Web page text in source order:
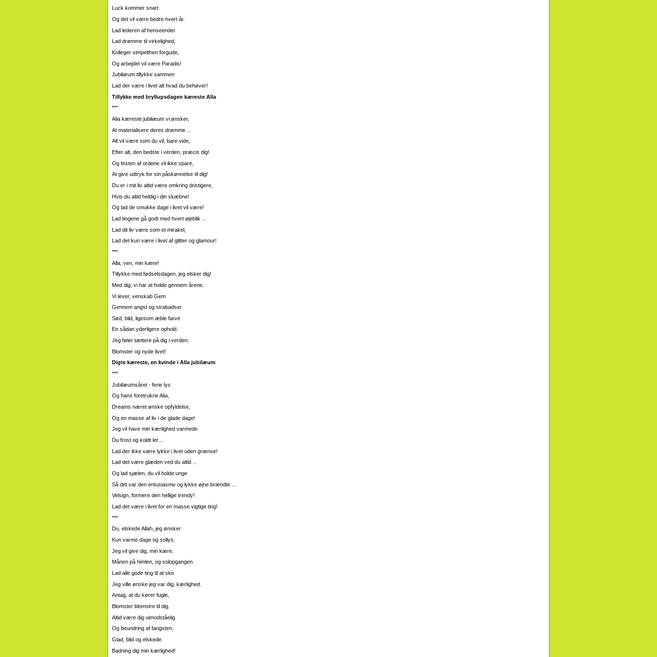
Luck kommer snart
Og det vil være bedre hvert år.
Lad lederen af ​​henseender
Lad drømme til virkelighed,
Kolleger simpelthen forgude,
Og arbejdet vil være Paradis!
Jubilæum tillykke sammen
Lad der være i livet alt hvad du behøver!
Tillykke med bryllupsdagen kæreste Alla
***
Alia kæreste jubilæum vi ønsker,
At materialisere deres drømme ...
Alt vil være som du vil, bare vide,
Efter alt, den bedste i verden, præcis dig!
Og festen af ​​ordene vil ikke spare,
At give udtryk for sin påskønnelse til dig!
Du er i mit liv altid være omkring dristigere,
Hvis du altid heldig i din skæbne!
Og lad de smukke dage i livet vil være!
Lad tingene gå godt med hvert øjeblik ...
Lad dit liv være som et mirakel,
Lad det kun være i livet af glitter og glamour!
***
Alla, ven, min kære!
Tillykke med fødselsdagen, jeg elsker dig!
Med dig, vi har at holde gennem årene.
Vi lever, venskab Gem
Gennem angst og strabadser.
Sød, blid, ligesom æble farve
En sådan yderligere ophold.
Jeg føler tættere på dig i verden.
Blomster og nyde livet!
Digte kæreste, en kvinde i Alla jubilæum
***
Jubilæumsåret - ferie lys
Og hans foretrukne Alia,
Dreams næret ønske opfyldelse,
Og en masse af liv i de glade dage!
Jeg vil have min kærlighed varmede
Du frost og koldt let ...
Lad der ikke være lykke i livet uden grænse!
Lad det være glæden ved du altid ...
Og lad sjælen, du vil holde unge
Så det var den entusiasme og lykke øjne brændte ...
Velsign, formere den hellige trendy!
Lad det være i livet for en masse vigtige ting!
***
Du, elskede Allah, jeg ønsker
Kun varme dage og sollys.
Jeg vil give dig, min kære,
Månen på himlen, og solopgangen.
Lad alle gode ting til at ske
Jeg ville ønske jeg var dig, kærlighed.
Antag, at du kører fugle,
Blomster blomstre til dig.
Altid være dig uimodståelig
Og beundring af fangsten,
Glad, blid og elskede.
Badning dig min kærlighed!